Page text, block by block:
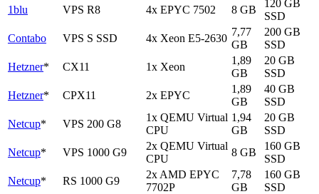
1blu VPS R8 4x EPYC 7502 8 GB
120 GB
SSD
Contabo
VPS S SSD 4x Xeon E5-2630
7,77
GB
200 GB
SSD
Hetzner* CX11 1x Xeon
1,89
GB
20 GB
SSD
Hetzner* CPX11 2x EPYC
1,89
GB
40 GB
SSD
Netcup* VPS 200 G8
1x QEMU Virtual
CPU
1,94
GB
20 GB
SSD
Netcup* VPS 1000 G9
2x QEMU Virtual
CPU
8 GB
160 GB
SSD
Netcup* RS 1000 G9
2x AMD EPYC
7702P
7,78
GB
160 GB
SSD